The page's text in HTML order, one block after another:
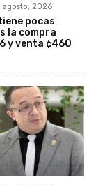
agosto, 2026
pocas
la compra
y venta ¢460